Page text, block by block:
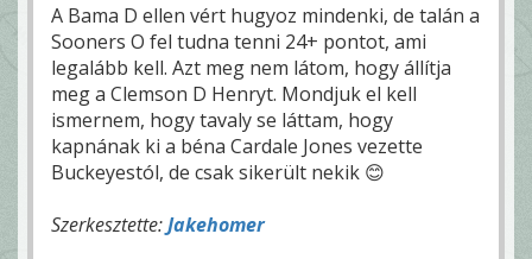
A Bama D ellen vért hugyoz mindenki, de talán a
Sooners O fel tudna tenni 24+ pontot, ami
legalább kell. Azt meg nem látom, hogy állítja
meg a Clemson D Henryt. Mondjuk el kell
ismernem, hogy tavaly se láttam, hogy
kapnának ki a béna Cardale Jones vezette
Buckeyestól, de csak sikerült nekik 😊
Szerkesztette:Jakehomer